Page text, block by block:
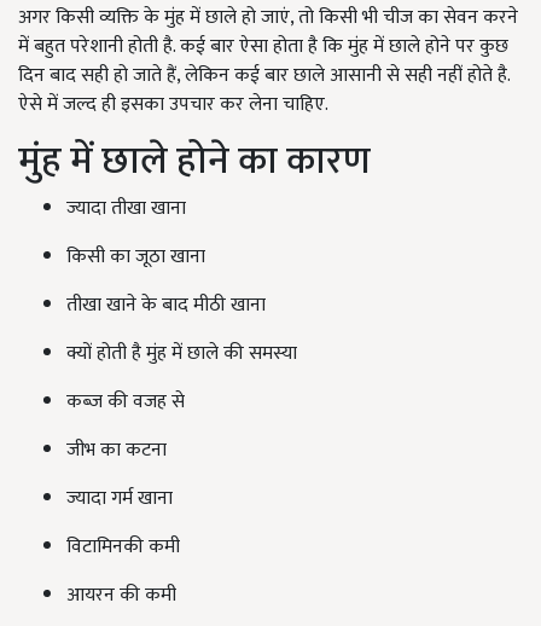
अगर किसी व्यक्ति के मुंह में छाले हो जाएं, तो किसी भी चीज का सेवन करने
में बहुत परेशानी होती है. कई बार ऐसा होता है कि मुंह में छाले होने पर कुछ
दिन बाद सही हो जाते हैं, लेकिन कई बार छाले आसानी से सही नहीं होते है.
ऐसे में जल्द ही इसका उपचार कर लेना चाहिए.
मुंह में छाले होने का कारण
ज्यादा तीखा खाना
किसी का जूठा खाना
तीखा खाने के बाद मीठी खाना
क्यों होती है मुंह में छाले की समस्या
कब्ज की वजह से
जीभ का कटना
ज्यादा गर्म खाना
विटामिनकी कमी
आयरन की कमी